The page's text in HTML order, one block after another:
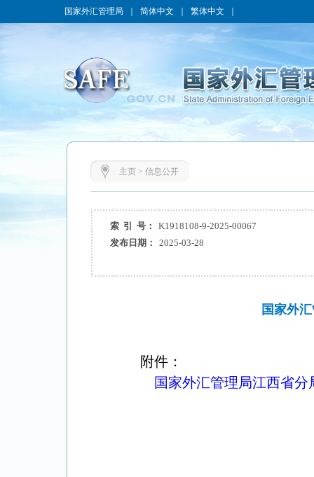
国家外汇管理局 简体中文 繁体中文
主页> 信息公开
索 引 号：
K1918108-9-2025-00067
发布日期：
2025-03-28
国家外
附件：
国家外汇管理局江西省